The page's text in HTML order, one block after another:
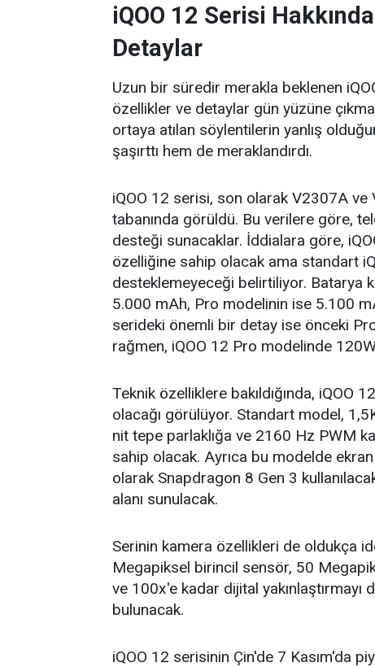
iQOO 12 Serisi
Detaylar
Uzun bir süredir merakla beklenen
özellikler ve detaylar gün yüzüne
ortaya atılan söylentilerin yanlış
şaşırttı hem de meraklandırdı.
iQOO 12 serisi, son olarak V2307A
tabanında görüldü. Bu verilere göre,
desteği sunacaklar. İddialara göre,
özelliğine sahip olacak ama standart
desteklemeyeceği belirtiliyor. Batarya
5.000 mAh, Pro modelinin ise 5.100
serideki önemli bir detay ise önceki
rağmen, iQOO 12 Pro modelinde 120W
Teknik özelliklere bakıldığında, iQOO
olacağı görülüyor. Standart model,
nit tepe parlaklığa ve 2160 Hz PWM
sahip olacak. Ayrıca bu modelde
olarak Snapdragon 8 Gen 3
alanı sunulacak.
Serinin kamera özellikleri de oldukça
Megapiksel birincil sensör, 50
ve 100x'e kadar dijital
bulunacak.
iQOO 12 serisinin Çin'de 7 Kasım'da